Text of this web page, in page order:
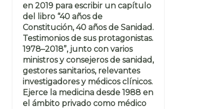
en 2019 para escribir un capítulo
del libro “40 años de
Constitución, 40 años de Sanidad.
Testimonios de sus protagonistas.
1978–2018”, junto con varios
ministros y consejeros de sanidad,
gestores sanitarios, relevantes
investigadores y médicos clínicos.
Ejerce la medicina desde 1988 en
el ámbito privado como médico